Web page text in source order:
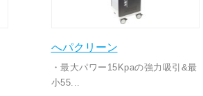
へパクリーン
・最大パワー15Kpaの強力吸引&最
小55...